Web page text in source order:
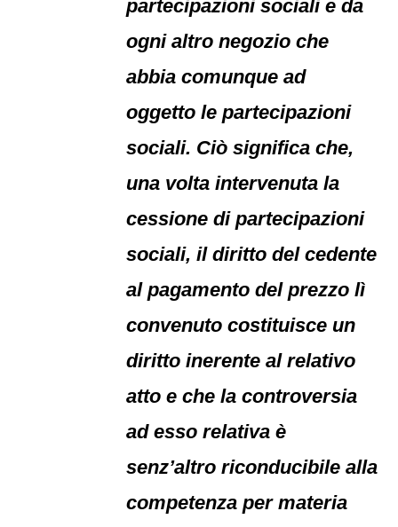
partecipazioni sociali e da
ogni altro negozio che
abbia comunque ad
oggetto le partecipazioni
sociali. Ciò significa che,
una volta intervenuta la
cessione di partecipazioni
sociali, il diritto del cedente
al pagamento del prezzo lì
convenuto costituisce un
diritto inerente al relativo
atto e che la controversia
ad esso relativa è
senz’altro riconducibile alla
competenza per materia